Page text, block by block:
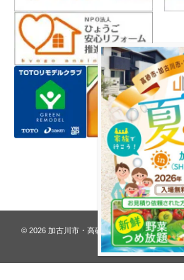
プライバシーポ
© 2026 加古川市・高砂市 夢リフォーム ウオ
reserved.